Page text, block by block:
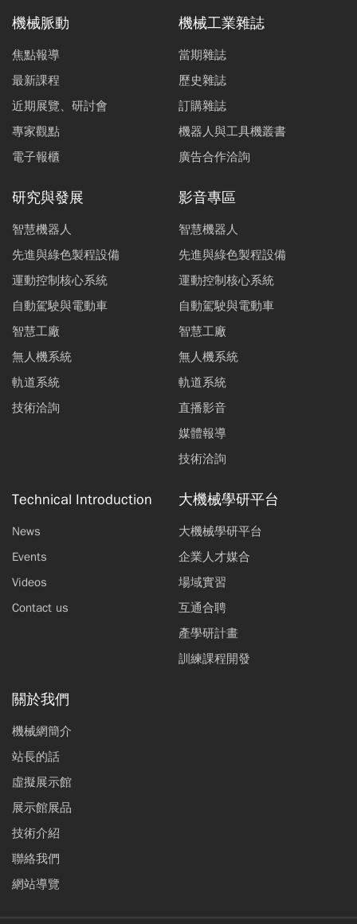
機械脈動
焦點報導
最新課程
近期展覽、研討會
專家觀點
電子報櫃
機械工業雜誌
當期雜誌
歷史雜誌
訂購雜誌
機器人與工具機叢書
廣告合作洽詢
研究與發展
智慧機器人
先進與綠色製程設備
運動控制核心系統
自動駕駛與電動車
智慧工廠
無人機系統
軌道系統
技術洽詢
影音專區
智慧機器人
先進與綠色製程設備
運動控制核心系統
自動駕駛與電動車
智慧工廠
無人機系統
軌道系統
直播影音
媒體報導
技術洽詢
Technical Introduction
News
Events
Videos
Contact us
大機械學研平台
大機械學研平台
企業人才媒合
場域實習
互通合聘
產學研計畫
訓練課程開發
關於我們
機械網簡介
站長的話
虛擬展示館
展示館展品
技術介紹
聯絡我們
網站導覽